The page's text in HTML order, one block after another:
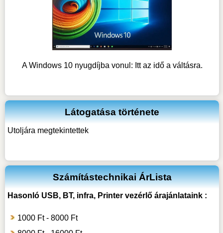
A Windows 10 nyugdíjba vonul: Itt az idő a váltásra.
Látogatása története
Utoljára megtekintettek
Számítástechnikai ÁrLista
Hasonló USB, BT, infra, Printer vezérlőárajánlataink :
1000 Ft - 8000 Ft